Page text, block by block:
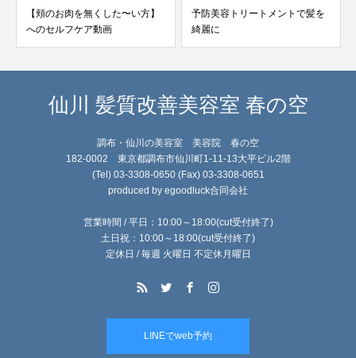
【頬のお肉を無くした〜い方】
へのセルフケア動画
予防美容トリートメントで髪を
綺麗に
仙川 髪質改善美容室 春の空
調布・仙川の美容室 美容院 春の空
182-0002 東京都調布市仙川町1-11-13大平ビル2階
(Tel) 03-3308-0650 (Fax) 03-3308-0651
produced by egoodluck合同会社
営業時間 / 平日：10:00～18:00(cut受付終了)
土日祝：10:00～18:00(cut受付終了)
定休日 / 毎週 火曜日 不定休月曜日
LINEでweb予約